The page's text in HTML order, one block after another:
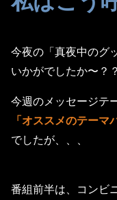
今夜の「真夜中のグ
いかがでしたか〜？？
今週のメッセージテ
「オススメのテーマ
でしたが、、、
番組前半は、コンビ